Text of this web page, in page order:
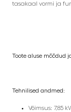
tasakaal vormi ja
Toote aluse mõõdud
Tehnilised andmed:
Võimsus: 7,85